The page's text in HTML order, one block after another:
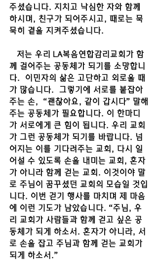
주셨습니다. 지치고 낙심한 자와 함께
하시며, 친구가 되어주시고, 때로는 묵
묵히 곁을 지켜주셨습니다.
저는 우리 LA복음연합감리교회가 함
께 걸어주는 공동체가 되기를 소망합니
다.  이민자의 삶은 고단하고 외로울 때
가 많습니다.  그렇기에 서로를 붙잡아
주는 손,  “괜찮아요, 같이 갑시다” 말해
주는 공동체가 필요합니다. 이 한마디
가 서로에게 큰 힘이 됩니다. 우리 교회
가 그런 공동체가 되기를 바랍니다. 넘
어지는 이를 기다려주는 교회, 다시 일
어설 수 있도록 손을 내미는 교회, 혼자
가 아니라 함께 걷는 교회. 이것이야 말
로 주님이 꿈꾸셨던 교회의 모습일 것입
니다. 이번 걷기 행사를 마치며 제 마음
에 이런 기도가 남았습니다. “주님, 우
리 교회가 사람들과 함께 걷고 싶은 공
동체가 되게 하소서. 혼자가 아니라, 서
로 손을 잡고 주님과 함께 걷는 교회가
되게 하소서.”